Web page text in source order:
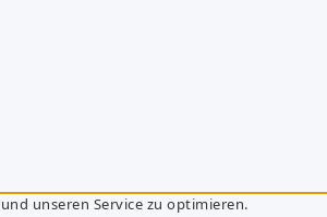
unseren Service zu optimieren.